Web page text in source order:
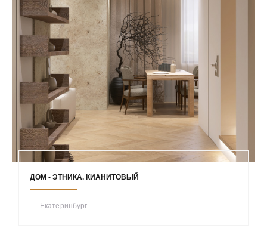
ДОМ - ЭТНИКА. КИАНИТОВЫЙ
Екатеринбург